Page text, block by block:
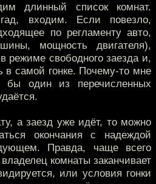
длинный список комнат.
входим. Если повезло,
по регламенту авто,
мощность двигателя),
режиме свободного заезда и,
в самой гонке. Почему-то мне
бы один из перечисленных
а заезд уже идёт, то можно
окончания с надеждой
Правда, чаще всего
комнаты заканчивает
или условия гонки